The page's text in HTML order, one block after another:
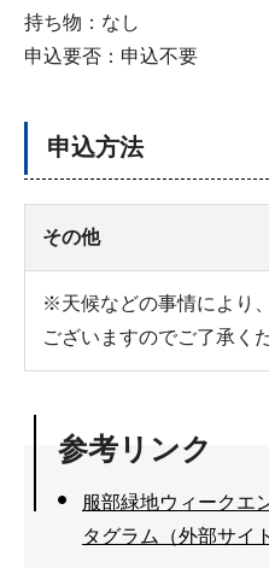
持ち物：なし
申込要否：申込不要
申込方法
その他
※天候などの事情により
ございますのでご了承く
参考リンク
服部緑地ウィークエ
タグラム（外部サイ